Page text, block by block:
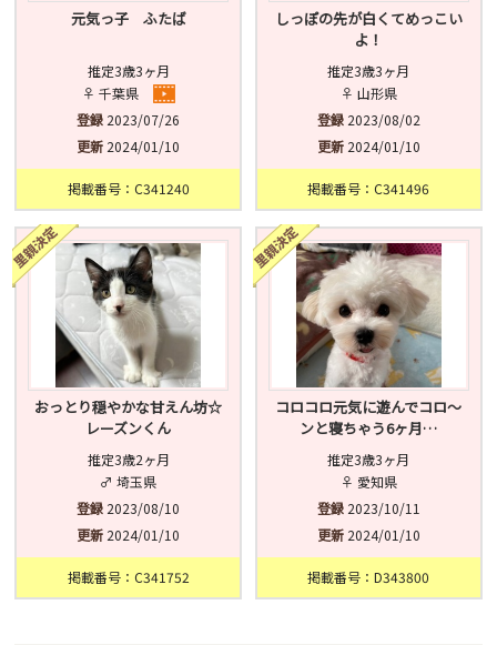
元気っ子 ふたば
推定3歳3ヶ月
♀ 千葉県
登録 2023/07/26
更新 2024/01/10
掲載番号：C341240
しっぽの先が白くてめっこい
よ！
推定3歳3ヶ月
♀ 山形県
登録2023/08/02
更新2024/01/10
掲載番号：C341496
おっとり穏やかな甘えん坊☆
レーズンくん
推定3歳2ヶ月
♂ 埼玉県
登録 2023/08/10
更新 2024/01/10
掲載番号：C341752
コロコロ元気に遊んでコロ〜
ンと寝ちゃう6ヶ月…
推定3歳3ヶ月
♀ 愛知県
登録2023/10/11
更新2024/01/10
掲載番号：D343800